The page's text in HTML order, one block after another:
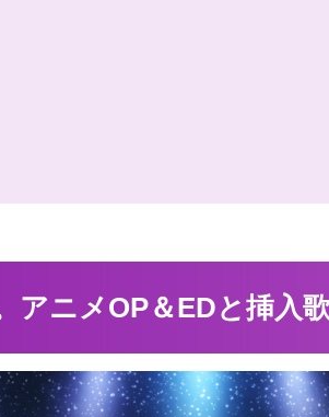
アニメOP＆EDと挿入